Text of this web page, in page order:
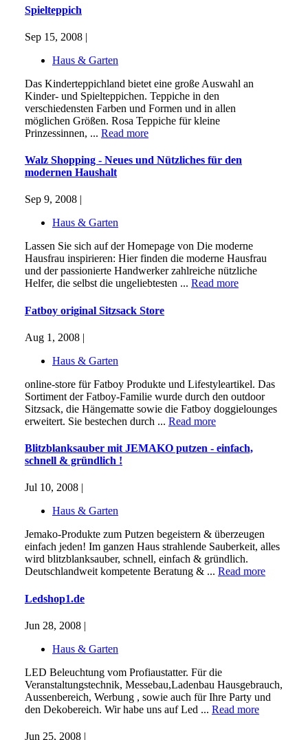
Spielteppich
Sep 15, 2008 |
Haus & Garten
Das Kinderteppichland bietet eine große Auswahl an
Kinder- und Spielteppichen. Teppiche in den
verschiedensten Farben und Formen und in allen
möglichen Größen. Rosa Teppiche für kleine
Prinzessinnen, ... Read more
Walz Shopping - Neues und Nützliches für den
modernen Haushalt
Sep 9, 2008 |
Haus & Garten
Lassen Sie sich auf der Homepage von Die moderne
Hausfrau inspirieren: Hier finden die moderne Hausfrau
und der passionierte Handwerker zahlreiche nützliche
Helfer, die selbst die ungeliebtesten ... Read more
Fatboy original Sitzsack Store
Aug 1, 2008 |
Haus & Garten
online-store für Fatboy Produkte und Lifestyleartikel. Das
Sortiment der Fatboy-Familie wurde durch den outdoor
Sitzsack, die Hängematte sowie die Fatboy doggielounges
erweitert. Sie bestechen durch ... Read more
Blitzblanksauber mit JEMAKO putzen - einfach,
schnell & gründlich !
Jul 10, 2008 |
Haus & Garten
Jemako-Produkte zum Putzen begeistern & überzeugen
einfach jeden! Im ganzen Haus strahlende Sauberkeit, alles
wird blitzblanksauber, schnell, einfach & gründlich.
Deutschlandweit kompetente Beratung & ... Read more
Ledshop1.de
Jun 28, 2008 |
Haus & Garten
LED Beleuchtung vom Profiaustatter. Für die
Veranstaltungstechnik, Messebau,Ladenbau Hausgebrauch,
Aussenbereich, Werbung , sowie auch für Ihre Party und
den Dekobereich. Wir habe uns auf Led ... Read more
Jun 25, 2008 |